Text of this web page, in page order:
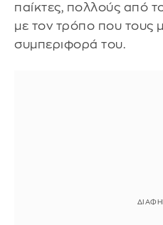
παίκτες, πολλούς από
με τον τρόπο που τους
συμπεριφορά του.